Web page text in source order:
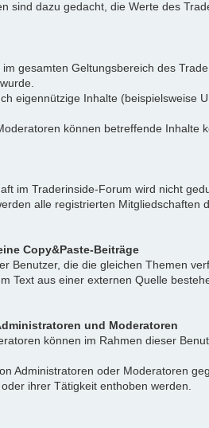
sind dazu gedacht, die Werte des
gesamten Geltungsbereich des
eigennützige Inhalte (beispielsweise
können betreffende Inhalte
im Traderinside-Forum wird nicht
alle registrierten Mitgliedschaften
Copy&Paste-Beiträge
Benutzer, die die gleichen Themen
Text aus einer externen Quelle
und Moderatoren
können im Rahmen dieser
Administratoren oder Moderatoren
ihrer Tätigkeit enthoben werden.